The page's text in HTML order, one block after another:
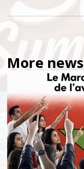
More news